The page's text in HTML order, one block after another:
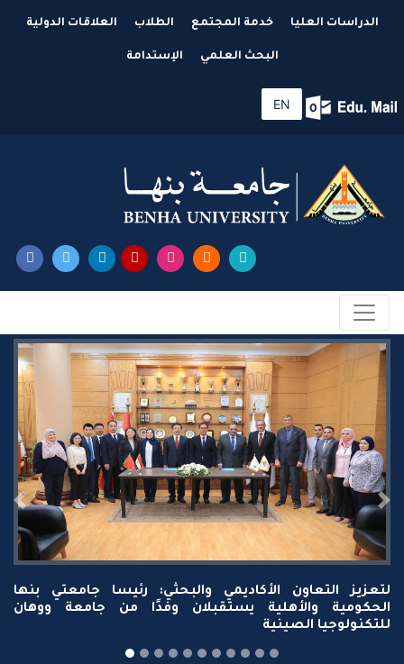
الدراسات العليا خدمة المجتمع الطلاب العلاقات الدولية
البحث العلمي الإستدامة
EN
وزير التعليم العالي ومحافظ القليوبية ورئيس جامعة بنها
يفتتحون عددًا من المشروعات التعليمية والصحية بالجامعة